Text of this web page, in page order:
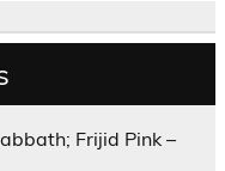
Frijid Pink –